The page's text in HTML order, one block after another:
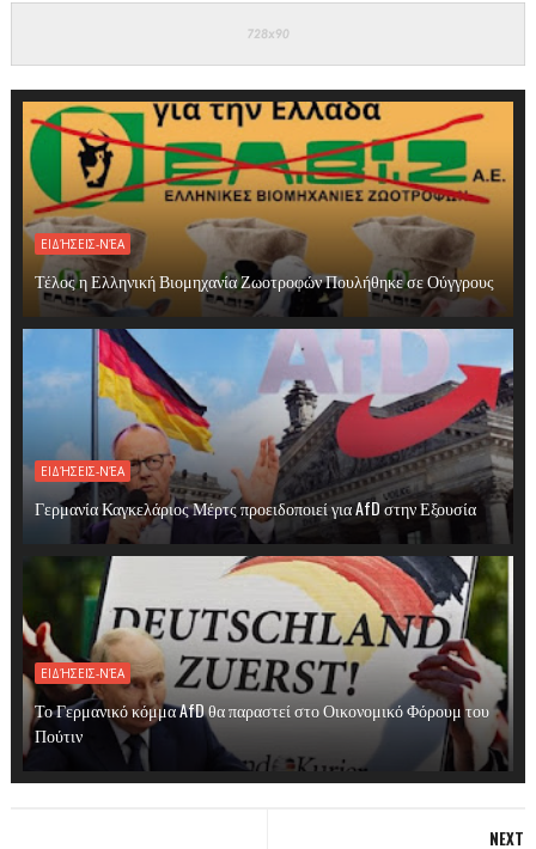
ΕΙΔΉΣΕΙΣ-ΝΈΑ
Τέλος η Ελληνική Βιομηχανία Ζωοτροφών Πουλήθηκε σε Ούγγρους
ΕΙΔΉΣΕΙΣ-ΝΈΑ
Γερμανία Καγκελάριος Μέρτς προειδοποιεί για AfD στην Εξουσία
ΕΙΔΉΣΕΙΣ-ΝΈΑ
Το Γερμανικό κόμμα AfD θα παραστεί στο Οικονομικό Φόρουμ του
Πούτιν
NEXT